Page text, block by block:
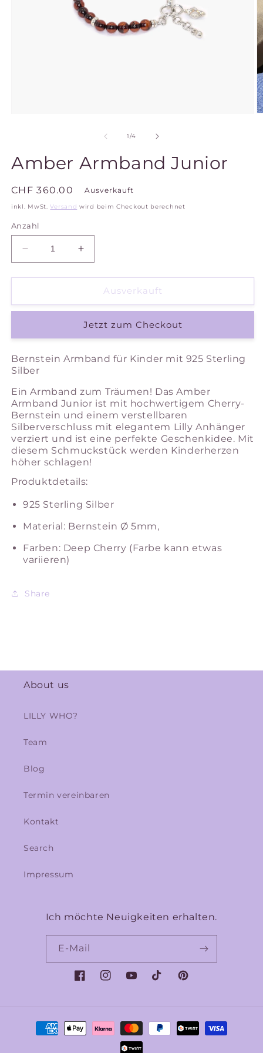
1/von
4
Amber Armband Junior
Normaler
Preis
CHF 360.00 Ausverkauft
inkl. MwSt.Versand wird beim Checkout berechnet
Anzahl
Verringere
die
Menge
Amber
Erhöhe
die
Menge
Amber
Junior
Ausverkauft
Jetzt zum Checkout
Bernstein Armband für Kinder mit 925 Sterling
Silber
Ein Armband zum Träumen! Das Amber
Armband Junior ist mit hochwertigem Cherry-
Bernstein und einem verstellbaren
Silberverschluss mit elegantem Lilly Anhänger
verziert und ist eine perfekte Geschenkidee. Mit
diesem Schmuckstück werden Kinderherzen
höher schlagen!
Produktdetails:
925 Sterling Silber
Material: Bernstein Ø 5mm,
Farben: Deep Cherry (Farbe kann etwas
variieren)
Share
About us
LILLY WHO?
Team
Blog
Termin vereinbaren
Kontakt
Search
Impressum
Ich möchte Neuigkeiten erhalten.
E-Mail
FacebookInstagramYouTubeTikTokPinterest
Zahlungsmethoden